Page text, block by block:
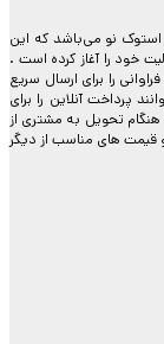
نو می‌باشد که این
خود را آغاز کرده است .
را برای ارسال سریع
پرداخت آنلاین را برای
تحویل به مشتری از
های مناسب از دیگر